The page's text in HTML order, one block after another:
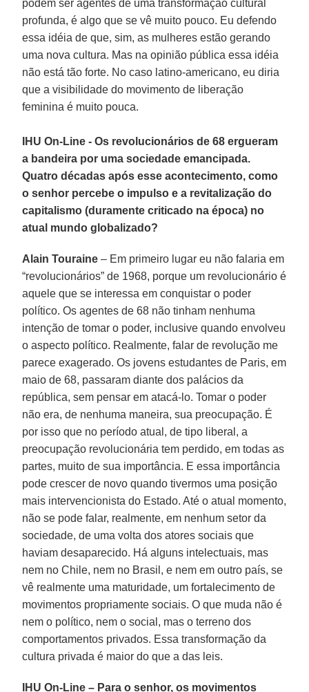
podem ser agentes de uma transformação cultural
profunda, é algo que se vê muito pouco. Eu defendo
essa idéia de que, sim, as mulheres estão gerando
uma nova cultura. Mas na opinião pública essa idéia
não está tão forte. No caso latino-americano, eu diria
que a visibilidade do movimento de liberação
feminina é muito pouca.
IHU On-Line - Os revolucionários de 68 ergueram
a bandeira por uma sociedade emancipada.
Quatro décadas após esse acontecimento, como
o senhor percebe o impulso e a revitalização do
capitalismo (duramente criticado na época) no
atual mundo globalizado?
Alain Touraine– Em primeiro lugar eu não falaria em
“revolucionários” de 1968, porque um revolucionário é
aquele que se interessa em conquistar o poder
político. Os agentes de 68 não tinham nenhuma
intenção de tomar o poder, inclusive quando envolveu
o aspecto político. Realmente, falar de revolução me
parece exagerado. Os jovens estudantes de Paris, em
maio de 68, passaram diante dos palácios da
república, sem pensar em atacá-lo. Tomar o poder
não era, de nenhuma maneira, sua preocupação. É
por isso que no período atual, de tipo liberal, a
preocupação revolucionária tem perdido, em todas as
partes, muito de sua importância. E essa importância
pode crescer de novo quando tivermos uma posição
mais intervencionista do Estado. Até o atual momento,
não se pode falar, realmente, em nenhum setor da
sociedade, de uma volta dos atores sociais que
haviam desaparecido. Há alguns intelectuais, mas
nem no Chile, nem no Brasil, e nem em outro país, se
vê realmente uma maturidade, um fortalecimento de
movimentos propriamente sociais. O que muda não é
nem o político, nem o social, mas o terreno dos
comportamentos privados. Essa transformação da
cultura privada é maior do que a das leis.
IHU On-Line – Para o senhor, os movimentos